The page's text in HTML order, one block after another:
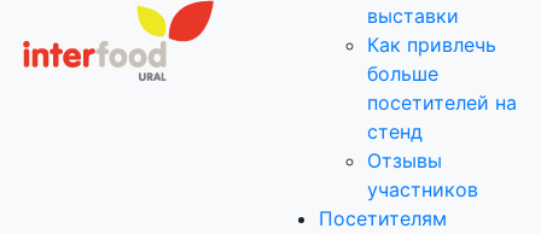
выставки
Как привлечь
больше
посетителей на
стенд
Отзывы
участников
Посетителям